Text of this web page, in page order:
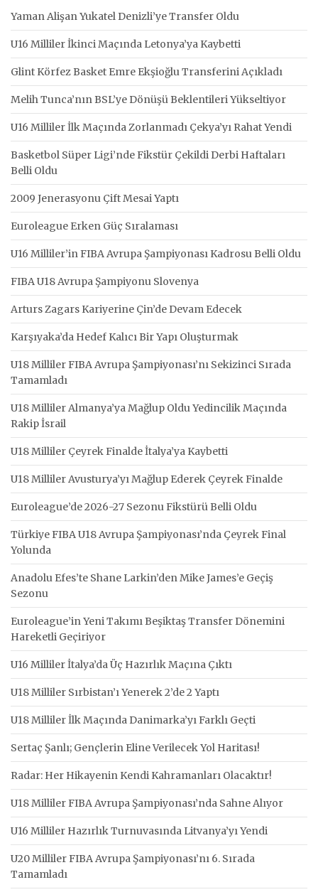
Yaman Alişan Yukatel Denizli’ye Transfer Oldu
U16 Milliler İkinci Maçında Letonya’ya Kaybetti
Glint Körfez Basket Emre Ekşioğlu Transferini Açıkladı
Melih Tunca’nın BSL’ye Dönüşü Beklentileri Yükseltiyor
U16 Milliler İlk Maçında Zorlanmadı Çekya’yı Rahat Yendi
Basketbol Süper Ligi’nde Fikstür Çekildi Derbi Haftaları
Belli Oldu
2009 Jenerasyonu Çift Mesai Yaptı
Euroleague Erken Güç Sıralaması
U16 Milliler’in FIBA Avrupa Şampiyonası Kadrosu Belli Oldu
FIBA U18 Avrupa Şampiyonu Slovenya
Arturs Zagars Kariyerine Çin’de Devam Edecek
Karşıyaka’da Hedef Kalıcı Bir Yapı Oluşturmak
U18 Milliler FIBA Avrupa Şampiyonası’nı Sekizinci Sırada
Tamamladı
U18 Milliler Almanya’ya Mağlup Oldu Yedincilik Maçında
Rakip İsrail
U18 Milliler Çeyrek Finalde İtalya’ya Kaybetti
U18 Milliler Avusturya’yı Mağlup Ederek Çeyrek Finalde
Euroleague’de 2026-27 Sezonu Fikstürü Belli Oldu
Türkiye FIBA U18 Avrupa Şampiyonası’nda Çeyrek Final
Yolunda
Anadolu Efes’te Shane Larkin’den Mike James’e Geçiş
Sezonu
Euroleague’in Yeni Takımı Beşiktaş Transfer Dönemini
Hareketli Geçiriyor
U16 Milliler İtalya’da Üç Hazırlık Maçına Çıktı
U18 Milliler Sırbistan’ı Yenerek 2’de 2 Yaptı
U18 Milliler İlk Maçında Danimarka’yı Farklı Geçti
Sertaç Şanlı; Gençlerin Eline Verilecek Yol Haritası!
Radar: Her Hikayenin Kendi Kahramanları Olacaktır!
U18 Milliler FIBA Avrupa Şampiyonası’nda Sahne Alıyor
U16 Milliler Hazırlık Turnuvasında Litvanya’yı Yendi
U20 Milliler FIBA Avrupa Şampiyonası’nı 6. Sırada
Tamamladı